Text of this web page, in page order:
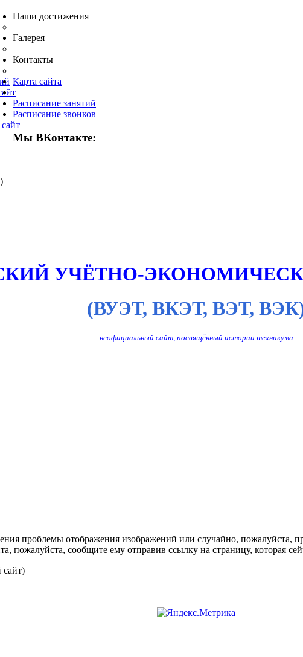
Наши достижения
Галерея
Контакты
Карта сайта
.
Расписание занятий
Расписание звонков
Мы ВКонтакте:
УЧЁТНО-
(ВУЭТ, ВКЭТ, ВЭТ,
неофициальный сайт, посвящённый истории техникума
проблемы отображения изображений или случайно, пожалуйста,
пожалуйста, сообщите ему отправив ссылку на страницу, которая